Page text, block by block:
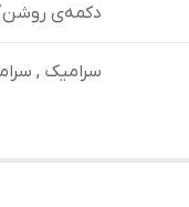
دکمه‌ی
سرامیک ,